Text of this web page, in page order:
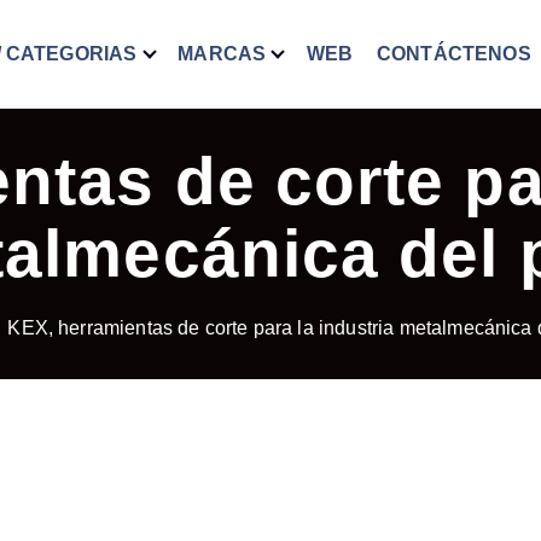
CATEGORIAS MARCAS WEB CONTÁCTENOS
de corte
del
KEX, herramientas de corte para la industria metalmecánica